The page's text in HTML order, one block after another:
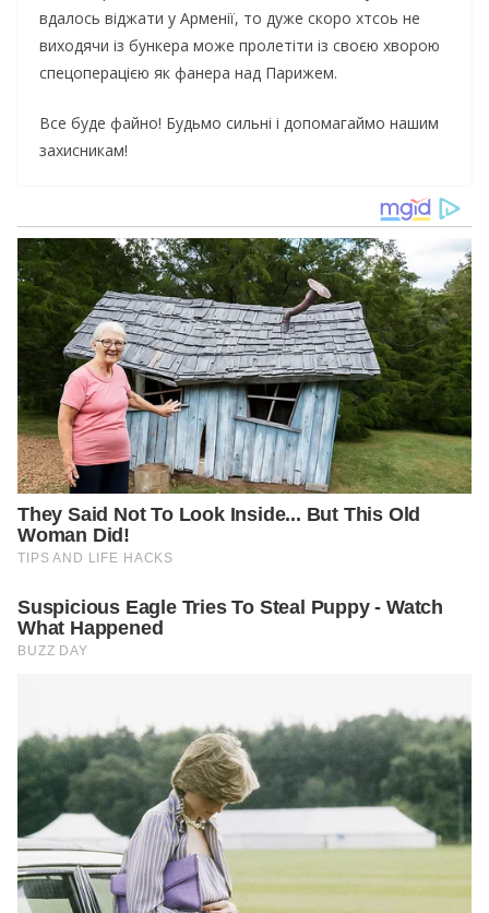
вдалось віджати у Арменії, то дуже скоро хтсоь не
виходячи із бункера може пролетіти із своєю хворою
спецоперацією як фанера над Парижем.
Все буде файно! Будьмо сильні і допомагаймо нашим
захисникам!